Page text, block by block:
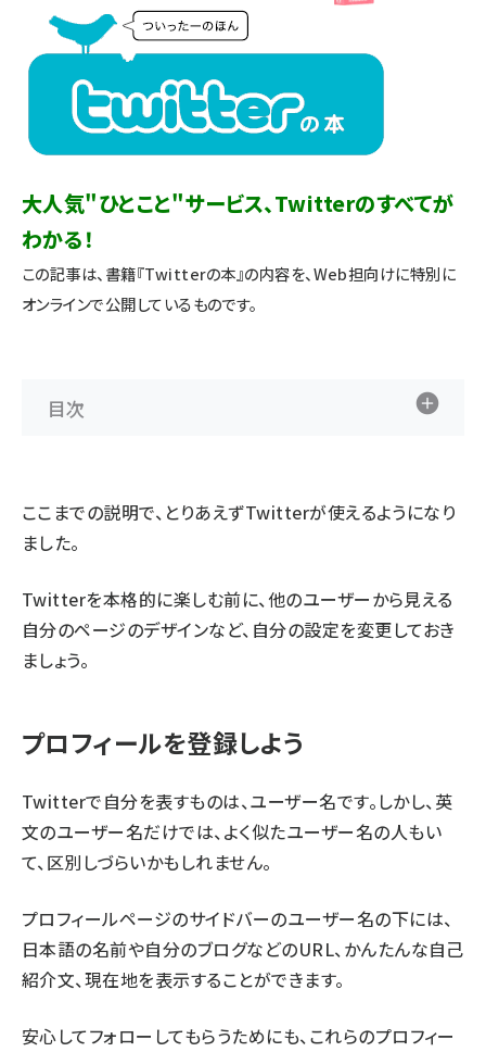
大人気"ひとこと"サービス、Twitterのすべてが
わかる！
この記事は、書籍『Twitterの本』の内容を、Web担向けに特別に
オンラインで公開しているものです。
目次
ここまでの説明で、とりあえずTwitterが使えるようになり
ました。
Twitterを本格的に楽しむ前に、他のユーザーから見える
自分のページのデザインなど、自分の設定を変更しておき
ましょう。
プロフィールを登録しよう
Twitterで自分を表すものは、ユーザー名です。しかし、英
文のユーザー名だけでは、よく似たユーザー名の人もい
て、区別しづらいかもしれません。
プロフィールページのサイドバーのユーザー名の下には、
日本語の名前や自分のブログなどのURL、かんたんな自己
紹介文、現在地を表示することができます。
安心してフォローしてもらうためにも、これらのプロフィー